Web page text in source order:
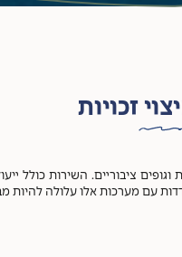
זכויות
ציבוריים. השירות כולל
עם מערכות אלו עלולה להיות